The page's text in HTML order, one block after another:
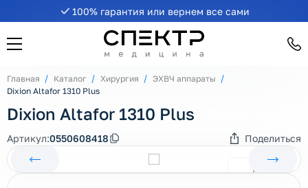
100% гарантия или вернем все сами
Главная Каталог Хирургия
ЭХВЧ аппараты
Dixion Altafor 1310 Plus
Dixion Altafor 1310 Plus
Артикул:0550608418 Поделиться